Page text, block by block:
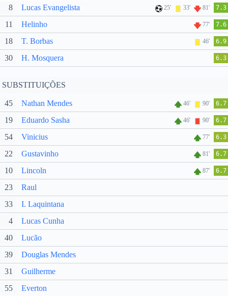
8 Lucas Evangelista 25' 33' 81' 7.3
11 Helinho 77' 7.6
18 T. Borbas 46' 6.9
30 H. Mosquera 6.3
SUBSTITUIÇÕES
45 Nathan Mendes 46' 90' 6.7
19 Eduardo Sasha 46' 90' 6.7
54 Vinicius 77' 6.3
22 Gustavinho 81' 6.7
10 Lincoln 87' 6.7
23
Raul
33
I. Laquintana
4
Lucas Cunha
40
Lucão
39
Douglas Mendes
31
Guilherme
55
Everton